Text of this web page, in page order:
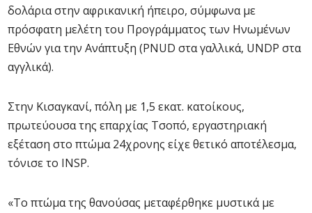
δολάρια στην αφρικανική ήπειρο, σύμφωνα με
πρόσφατη μελέτη του Προγράμματος των Ηνωμένων
Εθνών για την Ανάπτυξη (PNUD στα γαλλικά, UNDP στα
αγγλικά).
Στην Κισαγκανί, πόλη με 1,5 εκατ. κατοίκους,
πρωτεύουσα της επαρχίας Τσοπό, εργαστηριακή
εξέταση στο πτώμα 24χρονης είχε θετικό αποτέλεσμα,
τόνισε το INSP.
«Το πτώμα της θανούσας μεταφέρθηκε μυστικά με